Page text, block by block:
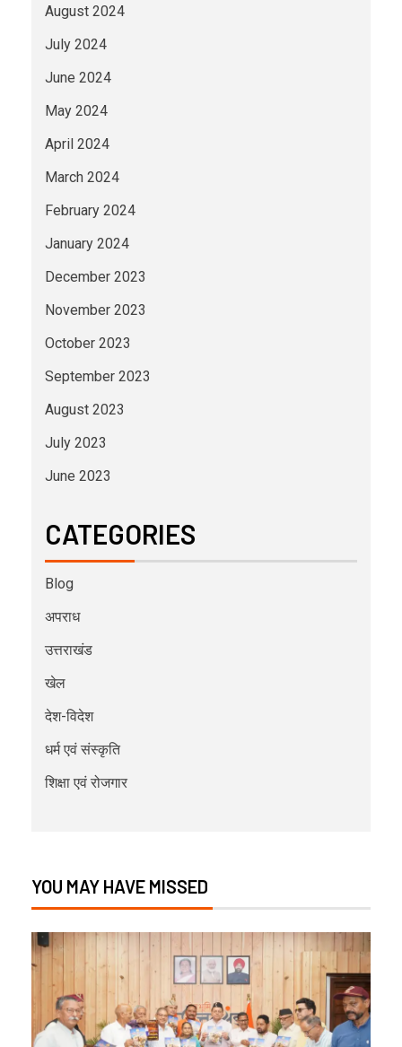
August 2024
July 2024
June 2024
May 2024
April 2024
March 2024
February 2024
January 2024
December 2023
November 2023
October 2023
September 2023
August 2023
July 2023
June 2023
CATEGORIES
Blog
अपराध
उत्तराखंड
खेल
देश-विदेश
धर्म एवं संस्कृति
शिक्षा एवं रोजगार
YOU MAY HAVE MISSED